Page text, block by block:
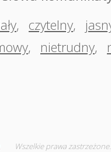
, czytelny,
, nietrudny,
Wszelkie prawa zastrzeżone.